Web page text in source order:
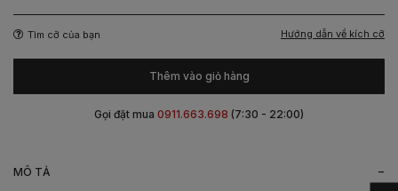
MÔ TẢ -
Tìm cỡ của bạn Hướng dẫn về kích cỡ
Thêm vào giỏ hàng
Gọi đặt mua 0911.663.698 (7:30 - 22:00)